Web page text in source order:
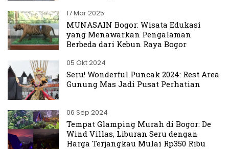
17 Mar 2025
MUNASAIN Bogor: Wisata Edukasi
yang Menawarkan Pengalaman
Berbeda dari Kebun Raya Bogor
05 Okt 2024
Seru! Wonderful Puncak 2024: Rest Area
Gunung Mas Jadi Pusat Perhatian
06 Sep 2024
Tempat Glamping Murah di Bogor: De
Wind Villas, Liburan Seru dengan
Harga Terjangkau Mulai Rp350 Ribu